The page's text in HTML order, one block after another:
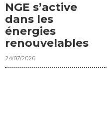
NGE s’active
dans les
énergies
renouvelables
24/07/2026